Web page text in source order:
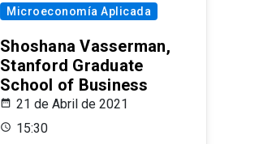
Microeconomía Aplicada
Shoshana Vasserman,
Stanford Graduate
School of Business
21 de Abril de 2021
15:30